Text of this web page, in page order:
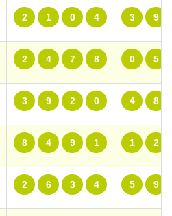
2 1 0 4 3 9
2 4 7 8 0 5
3 9 2 0 4 8
8 4 9 1 1 2
2 6 3 4 5 9